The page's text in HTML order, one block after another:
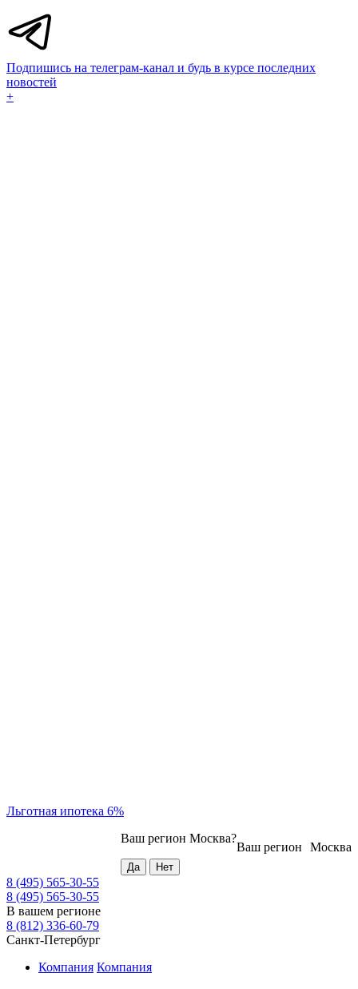
Подпишись на телеграм-канал и будь в курсе последних
новостей
+
Льготная ипотека 6%
Москва
Ваш регион
Ваш регион Москва?
8 (495) 565-30-55
8 (495) 565-30-55
В вашем регионе
8 (812) 336-60-79
Санкт-Петербург
Компания Компания